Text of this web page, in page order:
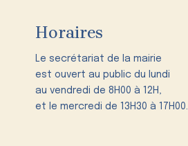
Horaires
Le secrétariat de la mairie
est ouvert au public du lundi
au vendredi de 8H00 à 12H,
et le mercredi de 13H30 à 17H00.